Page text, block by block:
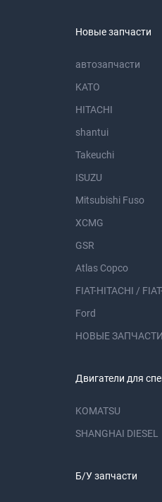
Новые запчасти
автозапчасти
KATO
HITACHI
shantui
Takeuchi
ISUZU
Mitsubishi Fuso
XCMG
GSR
Atlas Copco
FIAT-HITACHI /
Ford
НОВЫЕ ЗАПЧАСТИ
Двигатели для
KOMATSU
SHANGHAI DIESEL
Б/У запчасти